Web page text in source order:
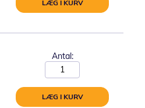
LÆG I KURV
Antal:
LÆG I KURV